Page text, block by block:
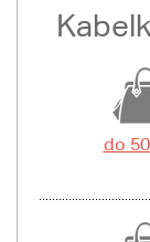
do